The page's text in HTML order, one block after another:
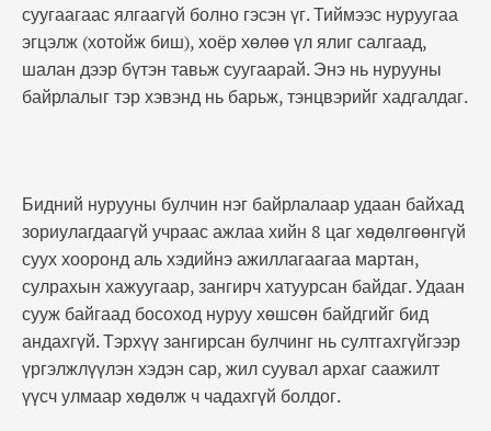
суугаагаас ялгаагүй болно гэсэн үг. Тиймээс нуруугаа
эгцэлж (хотойж биш), хоёр хөлөө үл ялиг салгаад,
шалан дээр бүтэн тавьж суугаарай. Энэ нь нурууны
байрлалыг тэр хэвэнд нь барьж, тэнцвэрийг хадгалдаг.
Бидний нурууны булчин нэг байрлалаар удаан байхад
зориулагдаагүй учраас ажлаа хийн 8 цаг хөдөлгөөнгүй
суух хооронд аль хэдийнэ ажиллагаагаа мартан,
сулрахын хажуугаар, зангирч хатуурсан байдаг. Удаан
сууж байгаад босоход нуруу хөшсөн байдгийг бид
андахгүй. Тэрхүү зангирсан булчинг нь султгахгүйгээр
үргэлжлүүлэн хэдэн сар, жил суувал архаг саажилт
үүсч улмаар хөдөлж ч чадахгүй болдог.